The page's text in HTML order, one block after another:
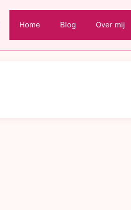
Home Blog Over mij